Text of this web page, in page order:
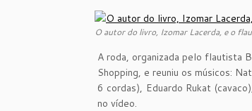
O autor do livro, Izomar Lacerda, e o
A roda, organizada pelo flautista
Shopping, e reuniu os músicos:
6 cordas), Eduardo Rukat
no vídeo.